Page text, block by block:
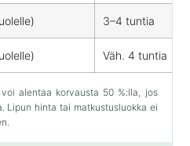
3–4 tuntia
Väh. 4 tuntia
alentaa korvausta 50 %:lla, jos
Lipun hinta tai matkustusluokka ei